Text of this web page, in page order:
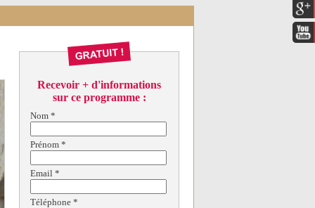
Recevoir + d'informations
sur ce programme :
Nom *
Prénom *
Email *
Téléphone *